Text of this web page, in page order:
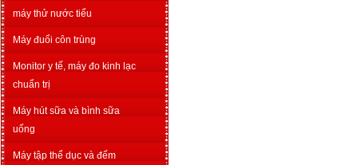
máy thử nước tiểu
Máy đuổi côn trùng
Monitor y tế, máy đo kinh lạc
chuẩn trị
Máy hút sữa và bình sữa
uống
Máy tập thể dục và đếm